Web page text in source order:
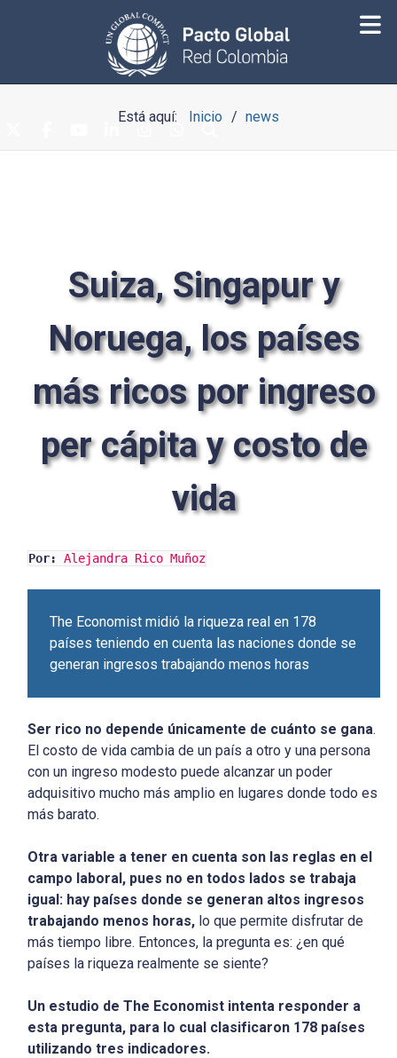
Está aquí: Inicio news
Suiza, Singapur y
Noruega, los países
más ricos por ingreso
per cápita y costo de
vida
Por: Alejandra Rico Muñoz
The Economist midió la riqueza real en 178
países teniendo en cuenta las naciones donde se
generan ingresos trabajando menos horas
Ser rico no depende únicamente de cuánto se gana.
El costo de vida cambia de un país a otro y una persona
con un ingreso modesto puede alcanzar un poder
adquisitivo mucho más amplio en lugares donde todo es
más barato.
Otra variable a tener en cuenta son las reglas en el
campo laboral, pues no en todos lados se trabaja
igual: hay países donde se generan altos ingresos
trabajando menos horas, lo que permite disfrutar de
más tiempo libre. Entonces, la pregunta es: ¿en qué
países la riqueza realmente se siente?
Un estudio de The Economist intenta responder a
esta pregunta, para lo cual clasificaron 178 países
utilizando tres indicadores.